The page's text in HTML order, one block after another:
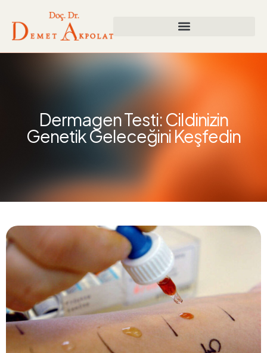
Dermagen Testi: Cildinizin
Genetik Geleceğini Keşfedin